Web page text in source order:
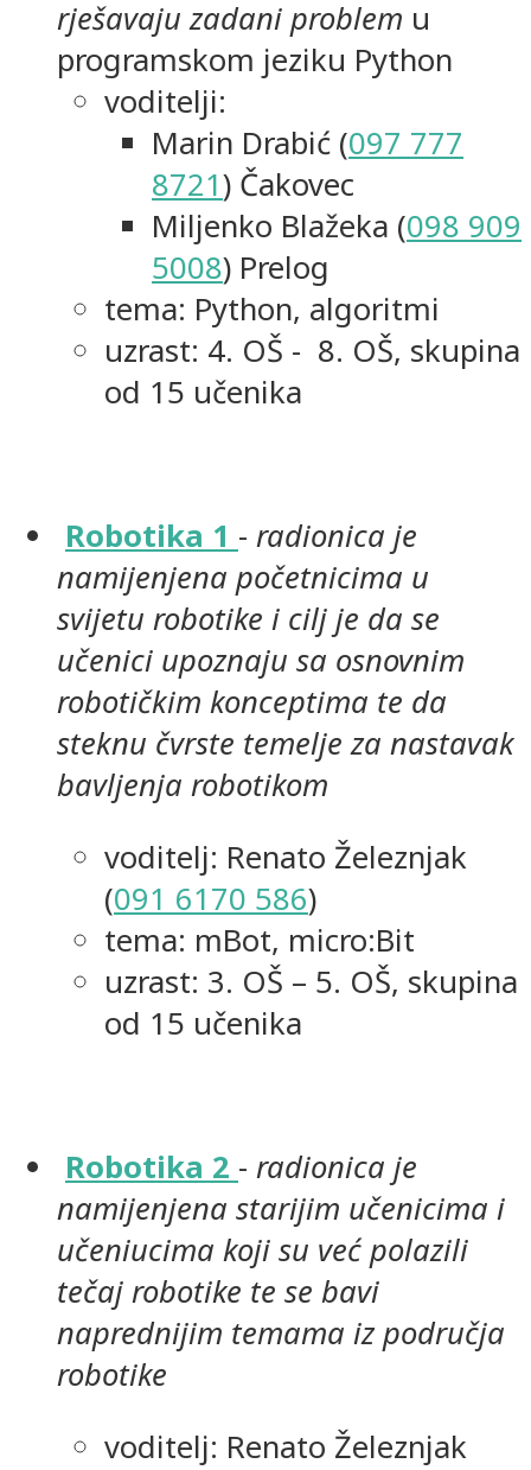
rješavaju zadani problem u
programskom jeziku Python
voditelji:
Marin Drabić (097 777
8721) Čakovec
Miljenko Blažeka (098 909
5008) Prelog
tema: Python, algoritmi
uzrast: 4. OŠ - 8. OŠ, skupina
od 15 učenika
Robotika 1 - radionica je
namijenjena početnicima u
svijetu robotike i cilj je da se
učenici upoznaju sa osnovnim
robotičkim konceptima te da
steknu čvrste temelje za nastavak
bavljenja robotikom
voditelj: Renato Železnjak
(091 6170 586)
tema: mBot, micro:Bit
uzrast: 3. OŠ – 5. OŠ, skupina
od 15 učenika
Robotika 2 - radionica je
namijenjena starijim učenicima i
učeniucima koji su već polazili
tečaj robotike te se bavi
naprednijim temama iz područja
robotike
voditelj: Renato Železnjak